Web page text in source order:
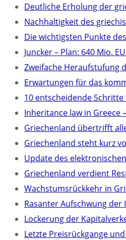
Deutliche Erholung der
Nachhaltigkeit des
Die wichtigsten Punkte
Juncker – Plan: 640 Mio.
Zweifache Heraufstufung
Erwartungen für das
10 entscheidende
Inheritance law in Greece
Griechenland übertrifft
Griechenland steht kurz
Update des
Griechenland verdient
Wachstumsrückkehr in
Rasanter Aufschwung
Lockerung der
Letzte Preisrückgange